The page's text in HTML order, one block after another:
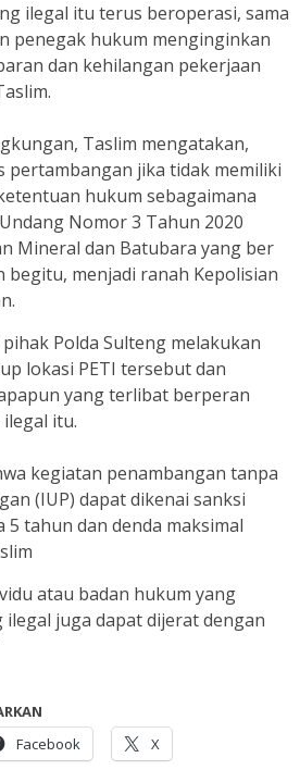
ilegal itu terus beroperasi, sama
penegak hukum menginginkan
dan kehilangan pekerjaan
Taslim mengatakan,
pertambangan jika tidak memiliki
hukum sebagaimana
Nomor 3 Tahun 2020
Mineral dan Batubara yang ber
begitu, menjadi ranah Kepolisian
Polda Sulteng melakukan
lokasi PETI tersebut dan
yang terlibat berperan
itu.
kegiatan penambangan tanpa
(IUP) dapat dikenai sanksi
tahun dan denda maksimal
atau badan hukum yang
juga dapat dijerat dengan
Facebook
X